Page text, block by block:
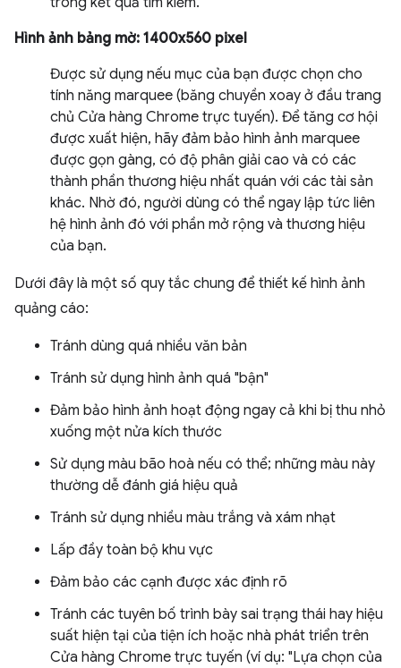
Hình ảnh bảng mờ: 1400x560 pixel
Được sử dụng nếu mục của bạn được chọn cho
tính năng marquee (băng chuyền xoay ở đầu trang
chủ Cửa hàng Chrome trực tuyến). Để tăng cơ hội
được xuất hiện, hãy đảm bảo hình ảnh marquee
được gọn gàng, có độ phân giải cao và có các
thành phần thương hiệu nhất quán với các tài sản
khác. Nhờ đó, người dùng có thể ngay lập tức liên
hệ hình ảnh đó với phần mở rộng và thương hiệu
của bạn.
Dưới đây là một số quy tắc chung để thiết kế hình ảnh
quảng cáo:
Tránh dùng quá nhiều văn bản
Tránh sử dụng hình ảnh quá "bận"
Đảm bảo hình ảnh hoạt động ngay cả khi bị thu nhỏ
xuống một nửa kích thước
Sử dụng màu bão hoà nếu có thể; những màu này
thường dễ đánh giá hiệu quả
Tránh sử dụng nhiều màu trắng và xám nhạt
Lấp đầy toàn bộ khu vực
Đảm bảo các cạnh được xác định rõ
Tránh các tuyên bố trình bày sai trạng thái hay hiệu
suất hiện tại của tiện ích hoặc nhà phát triển trên
Cửa hàng Chrome trực tuyến (ví dụ: "Lựa chọn của